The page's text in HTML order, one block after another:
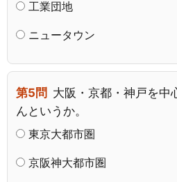
工業団地
ニュータウン
第5問 大阪・京都・神戸を中
んというか。
東京大都市圏
京阪神大都市圏